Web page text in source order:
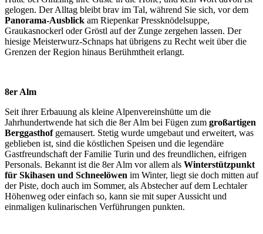
gelogen. Der Alltag bleibt brav im Tal, während Sie sich, vor dem
Panorama-Ausblick am Riepenkar Pressknödelsuppe,
Graukasnockerl oder Gröstl auf der Zunge zergehen lassen. Der
hiesige Meisterwurz-Schnaps hat übrigens zu Recht weit über die
Grenzen der Region hinaus Berühmtheit erlangt.
8er Alm
Seit ihrer Erbauung als kleine Alpenvereinshütte um die
Jahrhundertwende hat sich die 8er Alm bei Fügen zum großartigen
Berggasthofgemausert. Stetig wurde umgebaut und erweitert, was
geblieben ist, sind die köstlichen Speisen und die legendäre
Gastfreundschaft der Familie Turin und des freundlichen, eifrigen
Personals. Bekannt ist die 8er Alm vor allem als Winterstützpunkt
für Skihasen und Schneelöwen im Winter, liegt sie doch mitten auf
der Piste, doch auch im Sommer, als Abstecher auf dem Lechtaler
Höhenweg oder einfach so, kann sie mit super Aussicht und
einmaligen kulinarischen Verführungen punkten.